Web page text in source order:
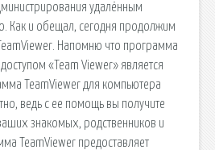
удалённым
Как и обещал, сегодня продолжим
Напомню что программа
«Team Viewer» является
TeamViewer для компьютера
ведь с ее помощь вы получите
знакомых, родственников и
TeamViewer предоставляет